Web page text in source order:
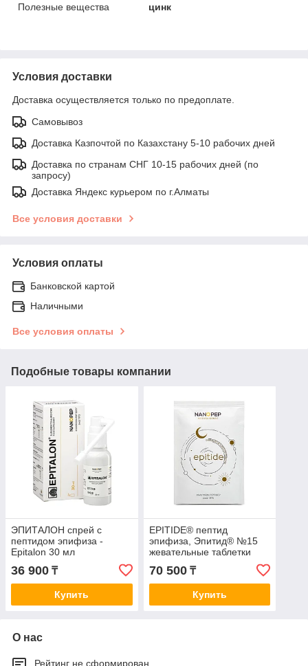
Полезные вещества
цинк
Условия доставки
Доставка осуществляется только по предоплате.
Самовывоз
Доставка Казпочтой по Казахстану 5-10 рабочих дней
Доставка по странам СНГ 10-15 рабочих дней (по
запросу)
Доставка Яндекс курьером по г.Алматы
Все условия доставки
Условия оплаты
Банковской картой
Наличными
Все условия оплаты
Подобные товары компании
ЭПИТАЛОН спрей с
пептидом эпифиза -
Epitalon 30 мл
36 900 ₸
Купить
EPITIDE® пептид
эпифиза, Эпитид® №15
жевательные таблетки
70 500₸
Купить
О нас
Рейтинг не сформирован